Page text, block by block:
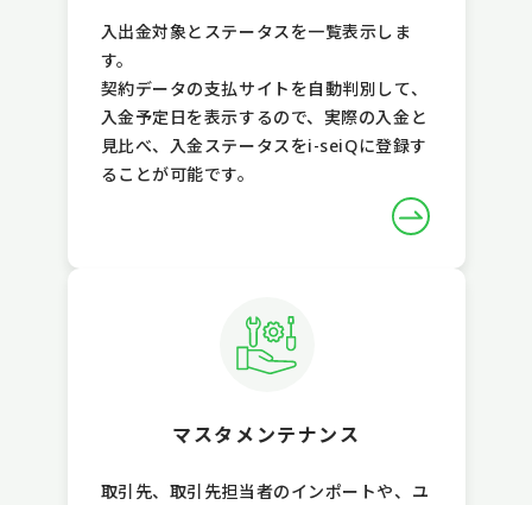
入出金対象とステータスを一覧表示しま
す。
契約データの支払サイトを自動判別して、
入金予定日を表示するので、実際の入金と
見比べ、入金ステータスをi-seiQに登録す
ることが可能です。
マスタメンテナンス
取引先、取引先担当者のインポートや、ユ